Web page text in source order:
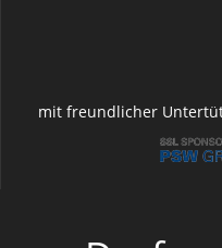
mit freundlicher